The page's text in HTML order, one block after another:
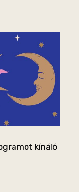
kínáló